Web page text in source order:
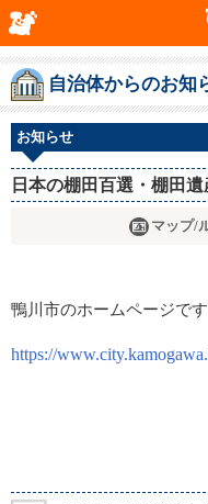
自治体からのお知
お知らせ
日本の棚田百選・棚田遺
マップ/
鴨川市のホームページで
https://